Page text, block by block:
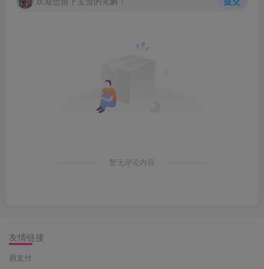
暂无评论内容
友情链接
易支付